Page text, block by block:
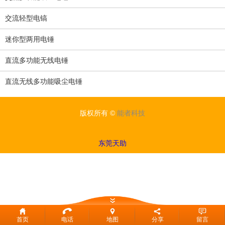
交流轻型电镐
迷你型两用电锤
直流多功能无线电锤
直流无线多功能吸尘电锤
版权所有 © 能者科技
东莞天助
首页 电话 地图 分享 留言